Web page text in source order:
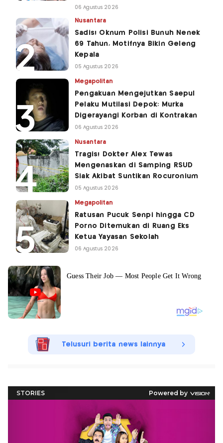
06 Agustus 2026
Nusantara
Sadis! Oknum Polisi Bunuh Nenek
69 Tahun, Motifnya Bikin Geleng
Kepala
05 Agustus 2026
Megapolitan
Pengakuan Mengejutkan Saepul
Pelaku Mutilasi Depok: Murka
Digerayangi Korban di Kontrakan
06 Agustus 2026
Nusantara
Tragis! Dokter Alex Tewas
Mengenaskan di Samping RSUD
Siak Akibat Suntikan Rocuronium
05 Agustus 2026
Megapolitan
Ratusan Pucuk Senpi hingga CD
Porno Ditemukan di Ruang Eks
Ketua Yayasan Sekolah
06 Agustus 2026
Telusuri berita news lainnya